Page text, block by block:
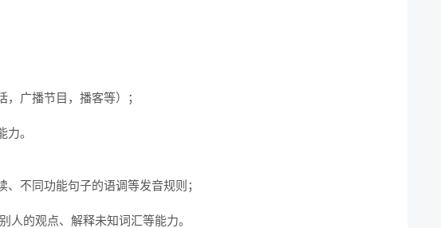
广播节目，播客等）；
。
不同功能句子的语调等发音规则；
的观点、解释未知词汇等能力。